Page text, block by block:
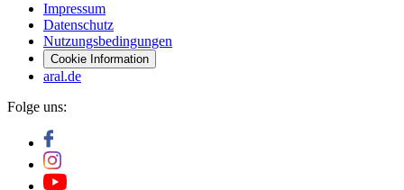
Impressum
Datenschutz
Nutzungsbedingungen
Cookie Information
aral.de
Folge uns: